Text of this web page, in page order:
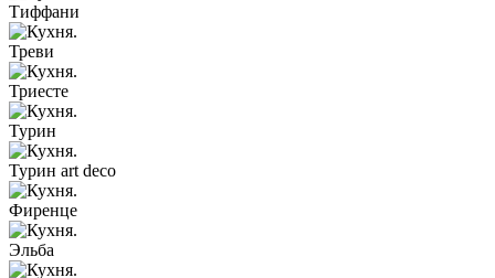
Тиффани
Треви
Триесте
Турин
Турин art deco
Фиренце
Эльба